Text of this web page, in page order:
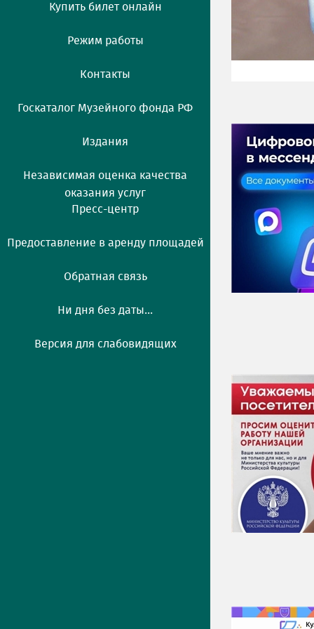
Купить билет онлайн
Режим работы
Контакты
Госкаталог Музейного фонда РФ
Издания
Независимая оценка качества
оказания услуг
Пресс-центр
Предоставление в аренду площадей
Обратная связь
Ни дня без даты...
Версия для слабовидящих